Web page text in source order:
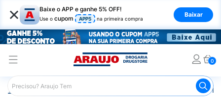
× Baixe o APP e ganhe 5% OFF!
Use o cupom APP5 na primeira compra
Baixar
0
Araujo Infantil Creme Dental